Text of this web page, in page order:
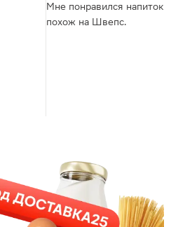
Мне понравился напиток
похож на Швепс.